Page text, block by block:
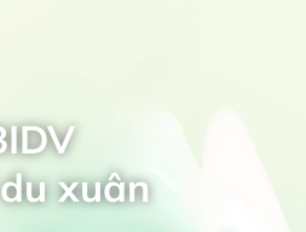
xuân